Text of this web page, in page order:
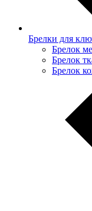
Брелки для
Брелок
Брелок
Брелок